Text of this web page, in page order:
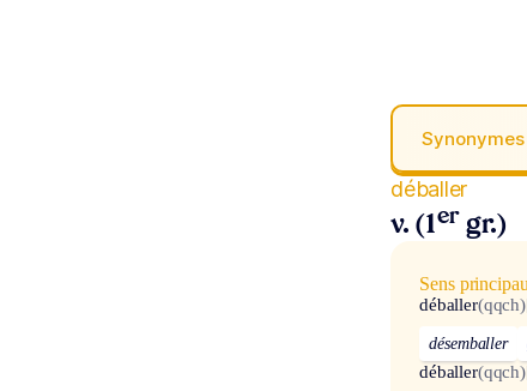
déballer
v. (1er gr.)
Sens
déballer(qqch)
désemballer
déballer(qqch)